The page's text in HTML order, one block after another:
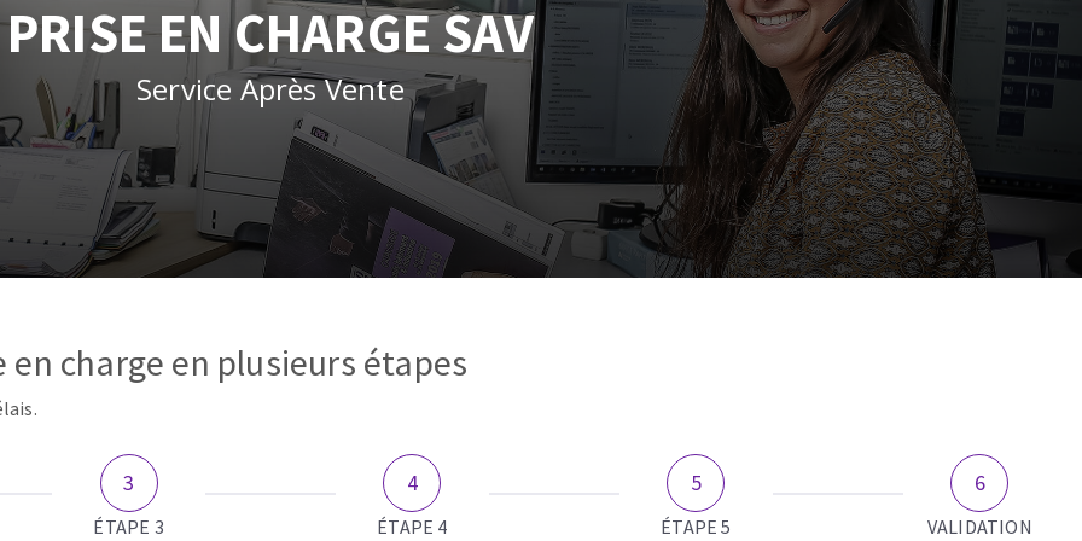
diamantés
Système auto-nivelant à cale
Système auto-nivelant à vis
Pose des joints
ABRASIFS APPLIQUÉS
PRISE EN CHARGE SAV
Service Après Vente
charge en plusieurs étapes
ÉTAPE 3 ÉTAPE 4 ÉTAPE 5 VALIDATION